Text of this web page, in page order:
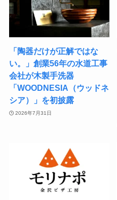
「陶器だけが正解ではな
い。」創業56年の水道工事
会社が木製手洗器
「WOODNESIA（ウッドネ
シア）」を初披露
2026年7月31日